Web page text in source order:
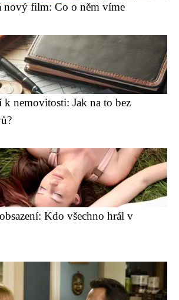
nový film: Co o něm víme
k nemovitosti: Jak na to bez
Kdo všechno hrál v